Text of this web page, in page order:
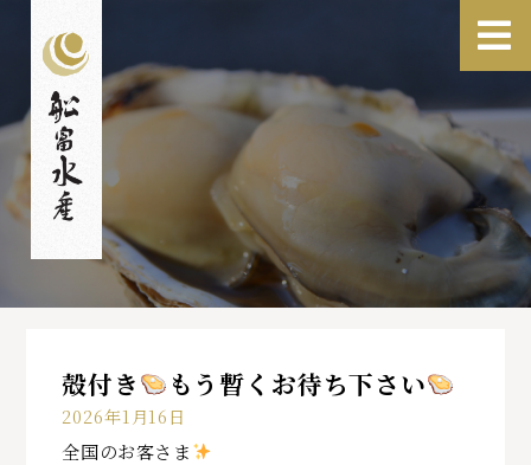
殻付き もう暫くお待ち下さい
2026年1月16日
全国のお客さま